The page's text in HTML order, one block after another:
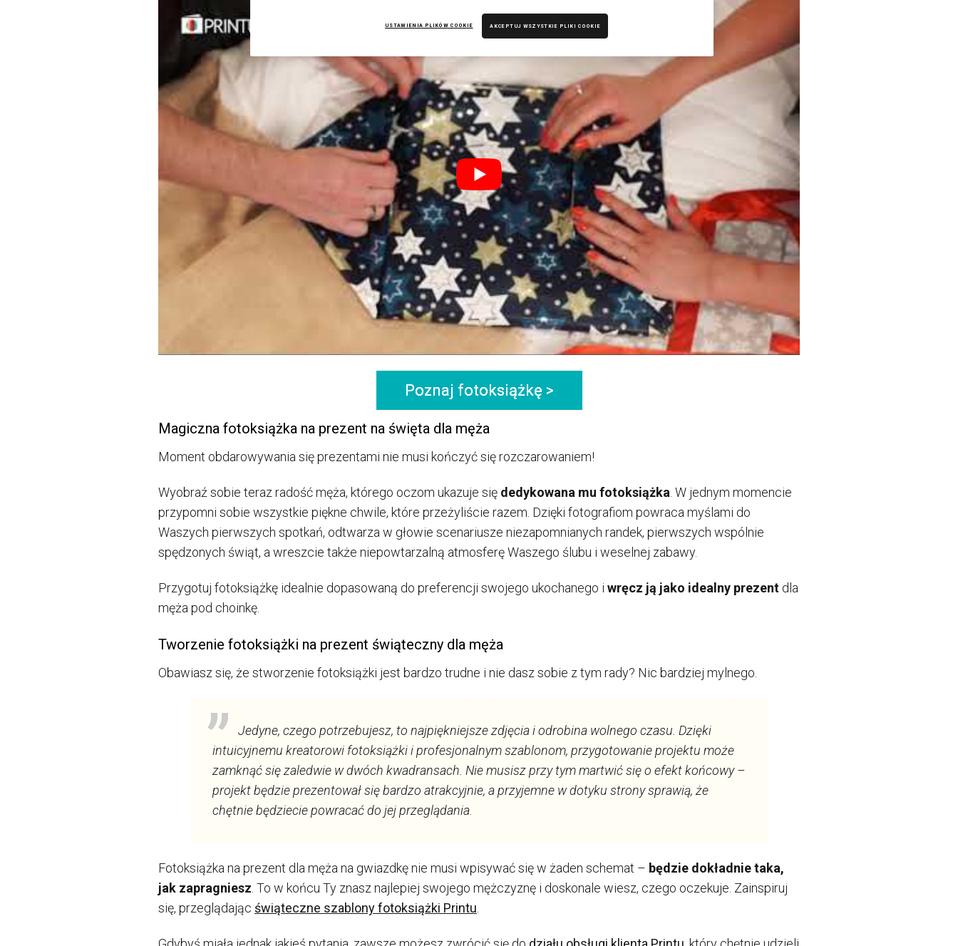
Poznaj fotoksiążkę >
Magiczna fotoksiążka na prezent na święta dla męża
Moment obdarowywania się prezentami nie musi kończyć się rozczarowaniem!
Wyobraź sobie teraz radość męża, którego oczom ukazuje się dedykowana mu fotoksiążka . W jednym momencie
przypomni sobie wszystkie piękne chwile, które przeżyliście razem. Dzięki fotografiom powraca myślami do
Waszych pierwszych spotkań, odtwarza w głowie scenariusze niezapomnianych randek, pierwszych wspólnie
spędzonych świąt, a wreszcie także niepowtarzalną atmosferę Waszego ślubu i weselnej zabawy.
Przygotuj fotoksiążkę idealnie dopasowaną do preferencji swojego ukochanego i wręcz ją jako idealny prezent dla
męża pod choinkę.
Tworzenie fotoksiążki na prezent świąteczny dla męża
Obawiasz się, że stworzenie fotoksiążki jest bardzo trudne i nie dasz sobie z tym rady? Nic bardziej mylnego.
Jedyne, czego potrzebujesz, to najpiękniejsze zdjęcia i odrobina wolnego czasu. Dzięki
intuicyjnemu kreatorowi fotoksiążki i profesjonalnym szablonom, przygotowanie projektu może
zamknąć się zaledwie w dwóch kwadransach. Nie musisz przy tym martwić się o efekt końcowy –
projekt będzie prezentował się bardzo atrakcyjnie, a przyjemne w dotyku strony sprawią, że
chętnie będziecie powracać do jej przeglądania.
Fotoksiążka na prezent dla męża na gwiazdkę nie musi wpisywać się w żaden schemat – będzie dokładnie taka,
jak zapragniesz . To w końcu Ty znasz najlepiej swojego mężczyznę i doskonale wiesz, czego oczekuje. Zainspiruj
się, przeglądając świąteczne szablony fotoksiążki Printu
USTAWIENIA PLIKÓW COOKIE AKCEPTUJ WSZYSTKIE PLIKI COOKIE